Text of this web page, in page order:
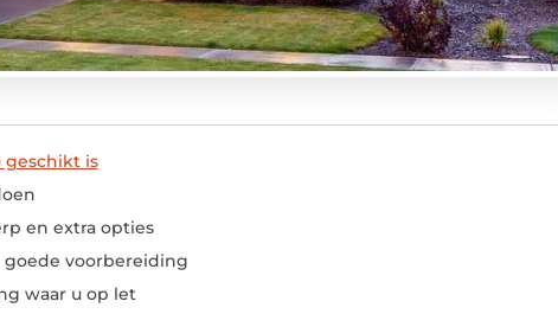
geschikt is
en extra opties
voorbereiding
waar u op let